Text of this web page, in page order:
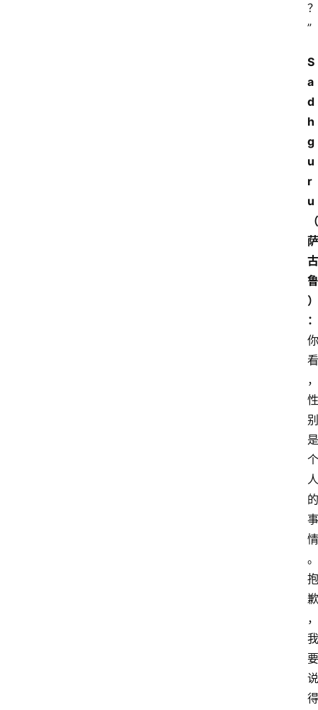
？
”
S
a
d
h
g
u
r
u
（
萨
古
鲁
）
：
你
看
，
性
别
是
个
人
的
事
情
。
抱
歉
，
我
要
说
得